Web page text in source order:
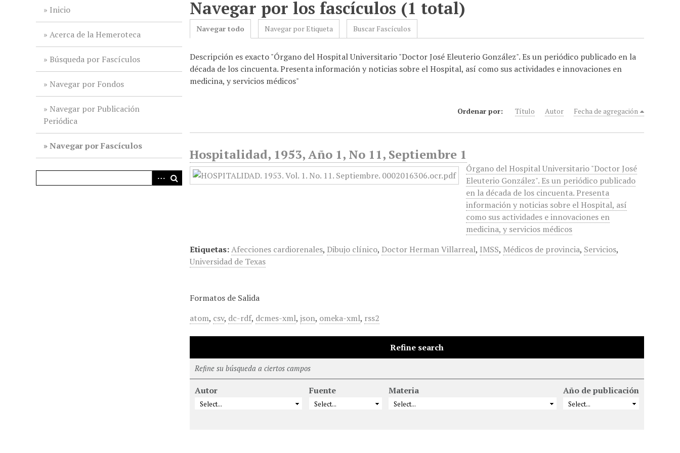
Inicio
Acerca de la Hemeroteca
Búsqueda por Fascículos
Navegar por Fondos
Navegar por Publicación
Periódica
Navegar por Fascículos
Navegar por los fascículos (1 total)
Navegar todo Navegar por Etiqueta Buscar Fascículos
Descripción es exacto "Órgano del Hospital Universitario "Doctor José Eleuterio González". Es un periódico publicado en la
década de los cincuenta. Presenta información y noticias sobre el Hospital, así como sus actividades e innovaciones en
medicina, y servicios médicos"
Ordenar por: Título Autor Fecha de agregación
Hospitalidad, 1953, Año 1, No 11, Septiembre 1
Órgano del Hospital Universitario "Doctor José
Eleuterio González". Es un periódico publicado
en la década de los cincuenta. Presenta
información y noticias sobre el Hospital, así
como sus actividades e innovaciones en
medicina, y servicios médicos
Etiquetas:Afecciones cardiorenales, Dibujo clínico, Doctor Herman Villarreal, IMSS, Médicos de provincia, Servicios,
Universidad de Texas
Formatos de Salida
atom, csv, dc-rdf, dcmes-xml,json, omeka-xml, rss2
Refine search
Refine su búsqueda a ciertos campos
Autor Fuente Materia Año de publicación